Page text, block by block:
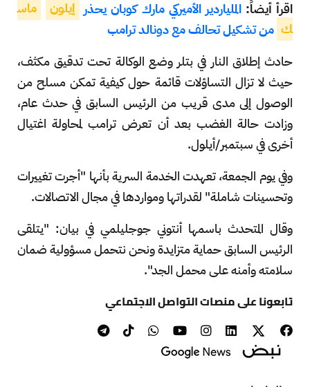
اقرأ أيضاً:الملياردير الأميركي مارك كوبان يحذر إيلون
ماس
ك من تشكيل تحالف مع دونالد ترامب
حادث إطلاق النار في بتلر وضع الوكالة تحت تدقيق مكثف،
حيث لا تزال التساؤلات قائمة حول كيفية تمكن مسلح من
الوصول إلى مدى قريب من الرئيس السابق في حدث عام،
وزادت حالة الغضب بعد أن تعرض ترامب لمحاولة اغتيال
أخرى في سبتمبر/أيلول.
وفي يوم الجمعة، تعهدت الخدمة السرية بأنها "أجرت تغييرات
وتحسينات شاملة" لقدراتها ومواردها في مجال الاتصالات.
وقال المتحدث باسمها أنتوني جوجليلمي في بيان: "يتلقى
الرئيس السابق حماية متزايدة ونحن نتحمل مسؤولية ضمان
سلامته وأمنه على محمل الجد".
تابعونا على منصات التواصل الاجتماعي